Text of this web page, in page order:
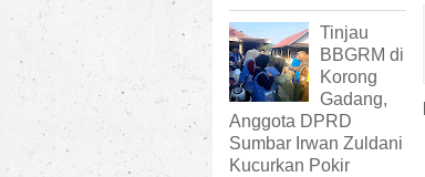
Tinjau
BBGRM di
Korong
Gadang,
Anggota DPRD
Sumbar Irwan Zuldani
Kucurkan Pokir